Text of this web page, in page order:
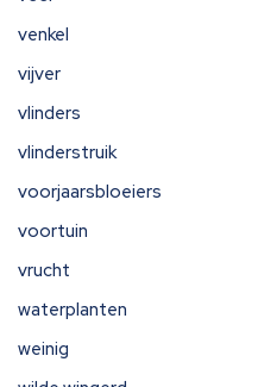
venkel
vijver
vlinders
vlinderstruik
voorjaarsbloeiers
voortuin
vrucht
waterplanten
weinig